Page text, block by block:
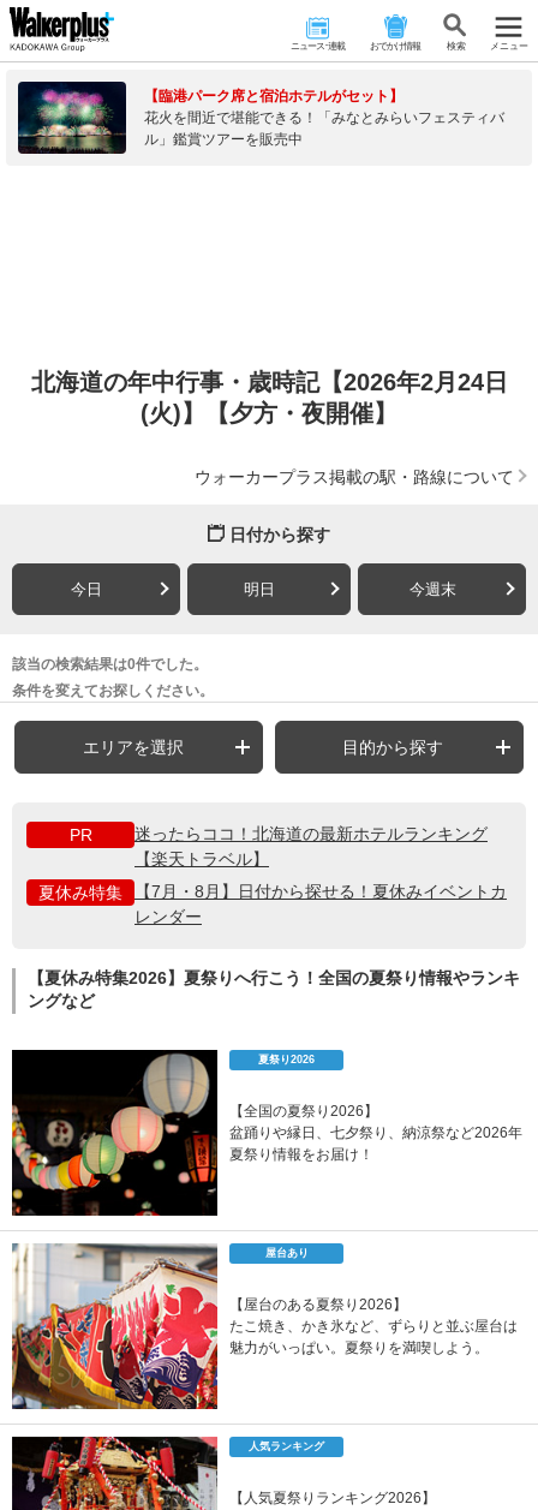
ニュース･連載 おでかけ情報 検 索 メニュー
【臨港パーク席と宿泊ホテルがセット】
花火を間近で堪能できる！「みなとみらいフェスティバ
ル」鑑賞ツアーを販売中
北海道の年中行事・歳時記【2026年2月24日
(火)】【夕方・夜開催】
ウォーカープラス掲載の駅・路線について
日付から探す
今日 明日 今週末
該当の検索結果は0件でした。
条件を変えてお探しください。
エリアを選択 目的から探す
PR
迷ったらココ！北海道の最新ホテルランキング
【楽天トラベル】
夏休み特集
【7月・8月】日付から探せる！夏休みイベントカ
レンダー
【夏休み特集2026】夏祭りへ行こう！全国の夏祭り情報やランキ
ングなど
夏祭り2026
【全国の夏祭り2026】
盆踊りや縁日、七夕祭り、納涼祭など2026年
夏祭り情報をお届け！
屋台あり
【屋台のある夏祭り2026】
たこ焼き、かき氷など、ずらりと並ぶ屋台は
魅力がいっぱい。夏祭りを満喫しよう。
人気ランキング
【人気夏祭りランキング2026】